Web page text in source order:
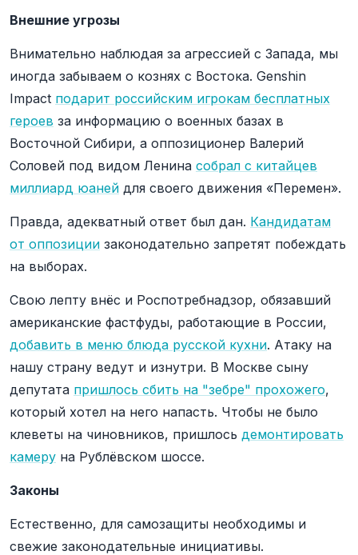
Внешние угрозы
Внимательно наблюдая за агрессией с Запада, мы
иногда забываем о кознях с Востока. Genshin
Impact подарит российским игрокам бесплатных
героев за информацию о военных базах в
Восточной Сибири, а оппозиционер Валерий
Соловей под видом Ленина собрал с китайцев
миллиард юаней для своего движения «Перемен».
Правда, адекватный ответ был дан. Кандидатам
от оппозиции законодательно запретят побеждать
на выборах.
Свою лепту внёс и Роспотребнадзор, обязавший
американские фастфуды, работающие в России,
добавить в меню блюда русской кухни. Атаку на
нашу страну ведут и изнутри. В Москве сыну
депутата пришлось сбить на "зебре" прохожего,
который хотел на него напасть. Чтобы не было
клеветы на чиновников, пришлось демонтировать
камеру на Рублёвском шоссе.
Законы
Естественно, для самозащиты необходимы и
свежие законодательные инициативы.